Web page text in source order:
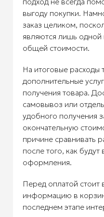
выгоду покупки.
заказ целиком,
являются лишь
общей стоимости.
На итоговые расходы
дополнительные
получения товара.
самовывоз или
удобного получения
окончательную
причине сравнивать
после того, как
оформления.
Перед оплатой стоит
информацию в
последнем этапе